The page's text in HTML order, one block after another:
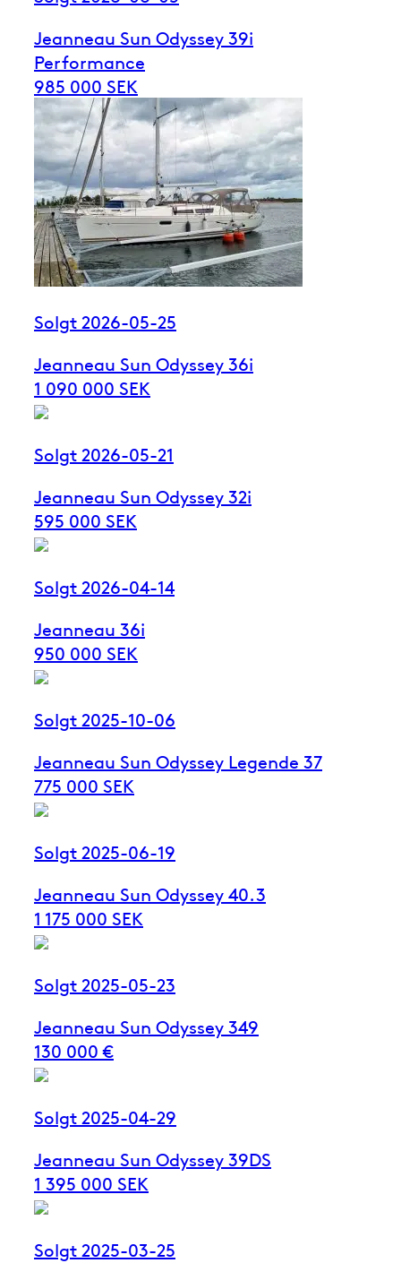
Jeanneau Sun Odyssey 39i
Performance
985 000 SEK
Solgt 2026-05-25
Jeanneau Sun Odyssey 36i
1 090 000 SEK
Solgt 2026-05-21
Jeanneau Sun Odyssey 32i
595 000 SEK
Solgt 2026-04-14
Jeanneau 36i
950 000 SEK
Solgt 2025-10-06
Jeanneau Sun Odyssey Legende 37
775 000 SEK
Solgt 2025-06-19
Jeanneau Sun Odyssey 40.3
1 175 000 SEK
Solgt 2025-05-23
Jeanneau Sun Odyssey 349
130 000 €
Solgt 2025-04-29
Jeanneau Sun Odyssey 39DS
1 395 000 SEK
Solgt 2025-03-25